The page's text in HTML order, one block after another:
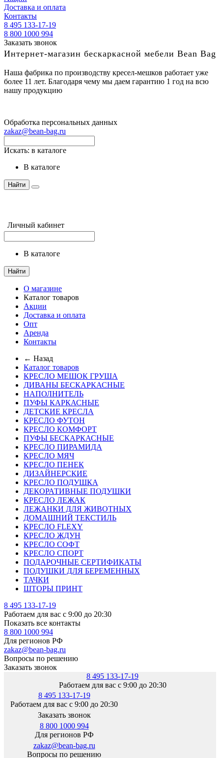
Доставка и оплата
Контакты
8 495 133-17-19
8 800 1000 994
Заказать звонок
Интернет-магазин бескаркасной мебели Bean Bag
Наша фабрика по производству кресел-мешков работает уже
более 11 лет. Благодаря чему мы даем гарантию 1 год на всю
нашу продукцию
Обработка персональных данных
zakaz@bean-bag.ru
Искать: в каталоге
в каталоге
Найти
Личный кабинет
в каталоге
Найти
О магазине
Каталог товаров
Акции
Доставка и оплата
Опт
Аренда
Контакты
← Назад
Каталог товаров
КРЕСЛО МЕШОК ГРУША
ДИВАНЫ БЕСКАРКАСНЫЕ
НАПОЛНИТЕЛЬ
ПУФЫ КАРКАСНЫЕ
ДЕТСКИЕ КРЕСЛА
КРЕСЛО ФУТОН
КРЕСЛО КОМФОРТ
ПУФЫ БЕСКАРКАСНЫЕ
КРЕСЛО ПИРАМИДА
КРЕСЛО МЯЧ
КРЕСЛО ПЕНЕК
ДИЗАЙНЕРСКИЕ
КРЕСЛО ПОДУШКА
ДЕКОРАТИВНЫЕ ПОДУШКИ
КРЕСЛО ЛЕЖАК
ЛЕЖАНКИ ДЛЯ ЖИВОТНЫХ
ДОМАШНИЙ ТЕКСТИЛЬ
КРЕСЛО FLEXY
КРЕСЛО ЖДУН
КРЕСЛО СОФТ
КРЕСЛО СПОРТ
ПОДАРОЧНЫЕ СЕРТИФИКАТЫ
ПОДУШКИ ДЛЯ БЕРЕМЕННЫХ
ТАЧКИ
ШТОРЫ ПРИНТ
8 495 133-17-19
Работаем для вас с 9:00 до 20:30
Показать все контакты
8 800 1000 994
Для регионов РФ
zakaz@bean-bag.ru
Вопросы по решению
Заказать звонок
8 495 133-17-19
Работаем для вас с 9:00 до 20:30
8 495 133-17-19
Работаем для вас с 9:00 до 20:30
Заказать звонок
8 800 1000 994
Для регионов РФ
zakaz@bean-bag.ru
Вопросы по решению